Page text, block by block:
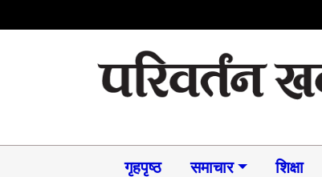
गृहपृष्ठ समाचार​ शिक्षा